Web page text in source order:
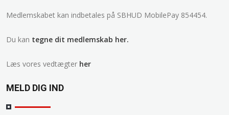
Medlemskabet kan indbetales på SBHUD MobilePay 854454.
Du kan tegne dit medlemskab her.
Læs vores vedtægter her
MELD DIG IND